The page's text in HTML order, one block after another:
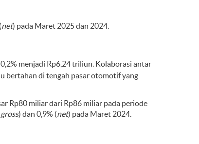
net) pada Maret 2025 dan 2024.
menjadi Rp6,24 triliun. Kolaborasi antar
bertahan di tengah pasar otomotif yang
Rp80 miliar dari Rp86 miliar pada periode
gross) dan 0,9% (net) pada Maret 2024.